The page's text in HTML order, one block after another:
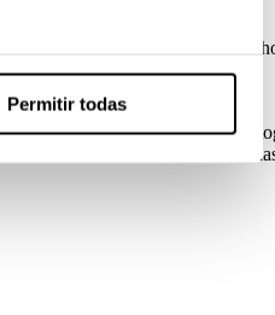
Permitir todas
història d’amor enmig de
Toni Carrizosa Direcció de
Clarice